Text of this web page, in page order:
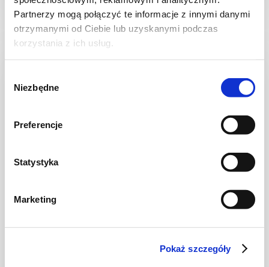
Partnerzy mogą połączyć te informacje z innymi danymi
otrzymanymi od Ciebie lub uzyskanymi podczas
korzystania z ich usług.
zgody
Niezbędne
Preferencje
Statystyka
Marketing
Pokaż szczegóły
WIDEO
RYBY